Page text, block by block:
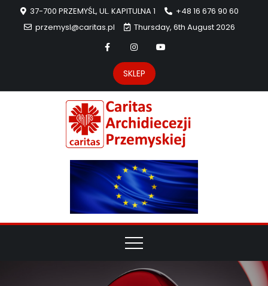
37-700 PRZEMYŚL, UL. KAPITULNA 1
+48 16 676 90 60
przemysl@caritas.pl
Thursday, 6th August 2026
SKLEP